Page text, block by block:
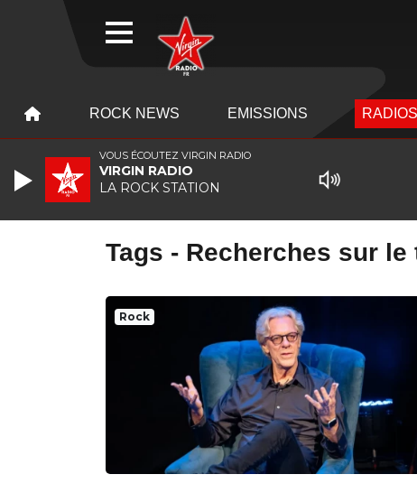
ROCK NEWS EMISSIONS
Tags - Recherches sur
Rock
VOUS ÉCOUTEZ VIRGIN RADIO
VIRGIN RADIO
LA ROCK STATION
WEBRADIO